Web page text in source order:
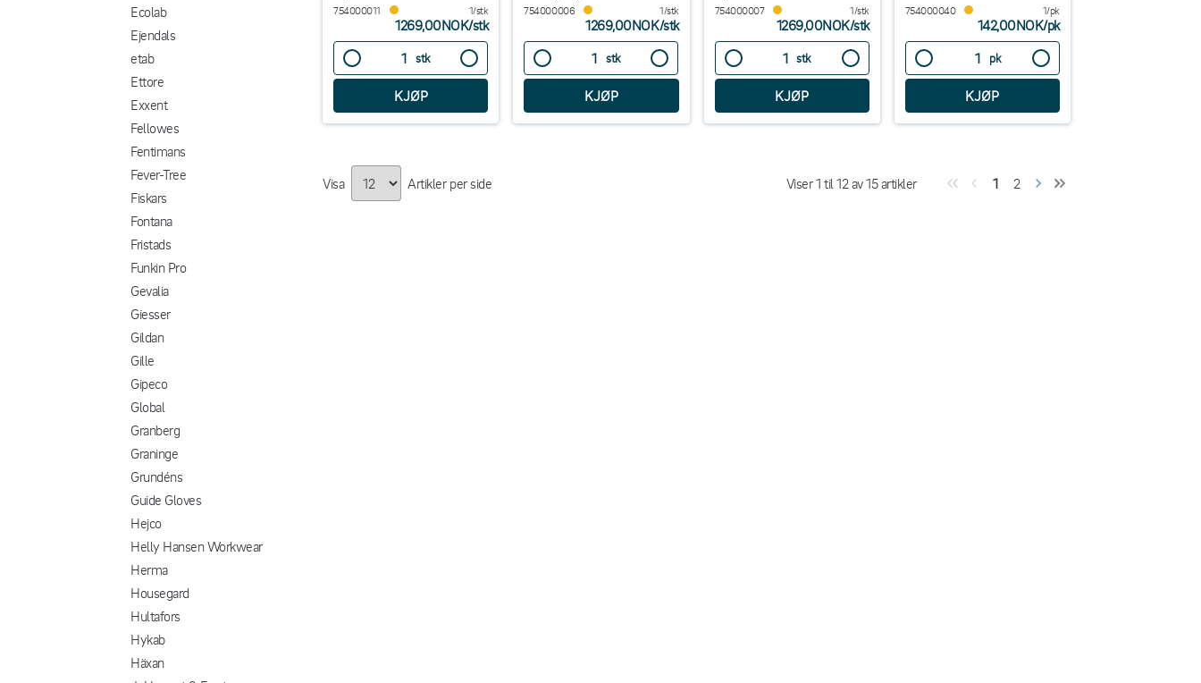
Ecolab
Ejendals
etab
Ettore
Exxent
Fellowes
Fentimans
Fever-Tree
Fiskars
Fontana
Fristads
Funkin Pro
Gevalia
Giesser
Gildan
Gille
Gipeco
Global
Granberg
Graninge
Grundéns
Guide Gloves
Hejco
Helly Hansen Workwear
Herma
Housegard
Hultafors
Hykab
Häxan
754000011 1/stk
1269,00NOK/stk
stk
754000006 1/stk
1269,00NOK/stk
stk
754000007 1/stk
1269,00NOK/stk
stk
754000040 1/pk
142,00NOK/pk
pk
Visa Artikler per side Viser1 til12av15artikler 1 2